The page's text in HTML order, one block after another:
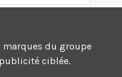
marques du groupe
ciblée.